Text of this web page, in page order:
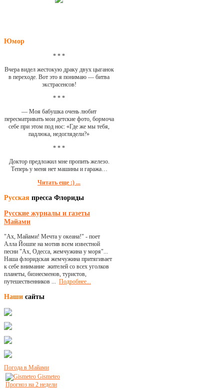
Юмор
* * *
Вчера видел жестокую драку двух цыганок
в переходе. Вот это я понимаю — битва
экстрасенсов!
* * *
— Моя бабушка очень любит
пересматривать мои детские фото, бормоча
себе при этом под нос: «Где же мы тебя,
падлюка, недоглядели?»
* * *
Доктор предложил мне пропить железо.
Теперь у меня нет машины и гаража…
Читать еще :) ...
Русская пресса Флориды
Русские журналы и газеты
Майами
"Ах, Майами! Мечта у океана!" - поет
Алла Йошпе на мотив всем известной
песни "Ах, Одесса, жемчужина у моря"...
Наша флоридская жемчужина притягивает
к себе внимание жителей со всех уголков
планеты, бизнесменов, туристов,
путешественников ... Подробнее...
Наши сайты
Погода в Майами
Gismeteo
Прогноз на 2 недели